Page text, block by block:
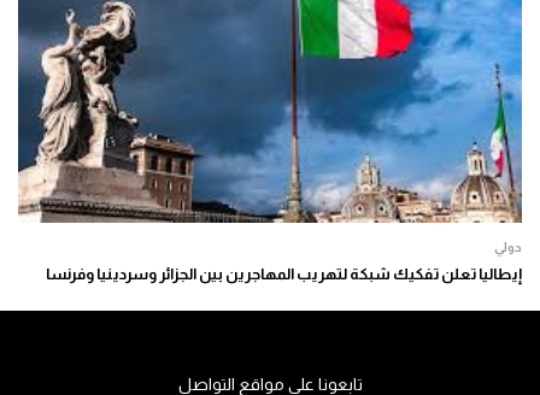
دولي
إيطاليا تعلن تفكيك شبكة لتهريب المهاجرين بين الجزائر وسردينيا وفرنسا
تابعونا على مواقع التواصل